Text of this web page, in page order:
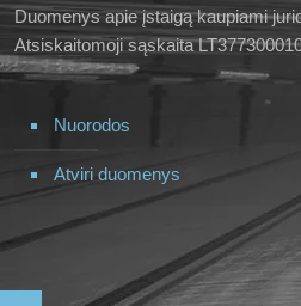
Duomenys apie įstaigą kaupiami
Atsiskaitomoji sąskaita
Nuorodos
Atviri duomenys